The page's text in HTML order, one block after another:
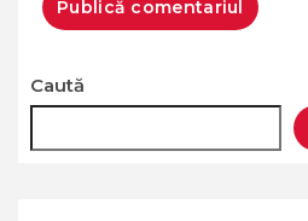
Caută